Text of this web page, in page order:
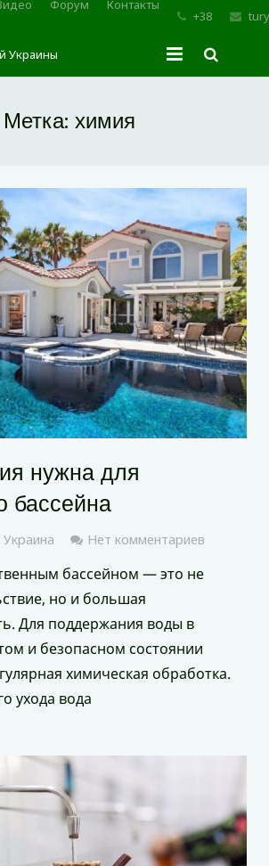
Форум Контакты
+38
Украины
Метка: химия
нужна для
бассейна
Украина Нет комментариев
бассейном — это не
но и большая
Для поддержания воды в
и безопасном состоянии
химическая обработка.
ухода вода